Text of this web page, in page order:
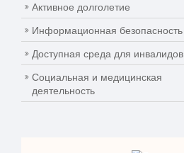
Активное долголетие
Информационная безопасность
Доступная среда для инвалидов
Социальная и медицинская
деятельность